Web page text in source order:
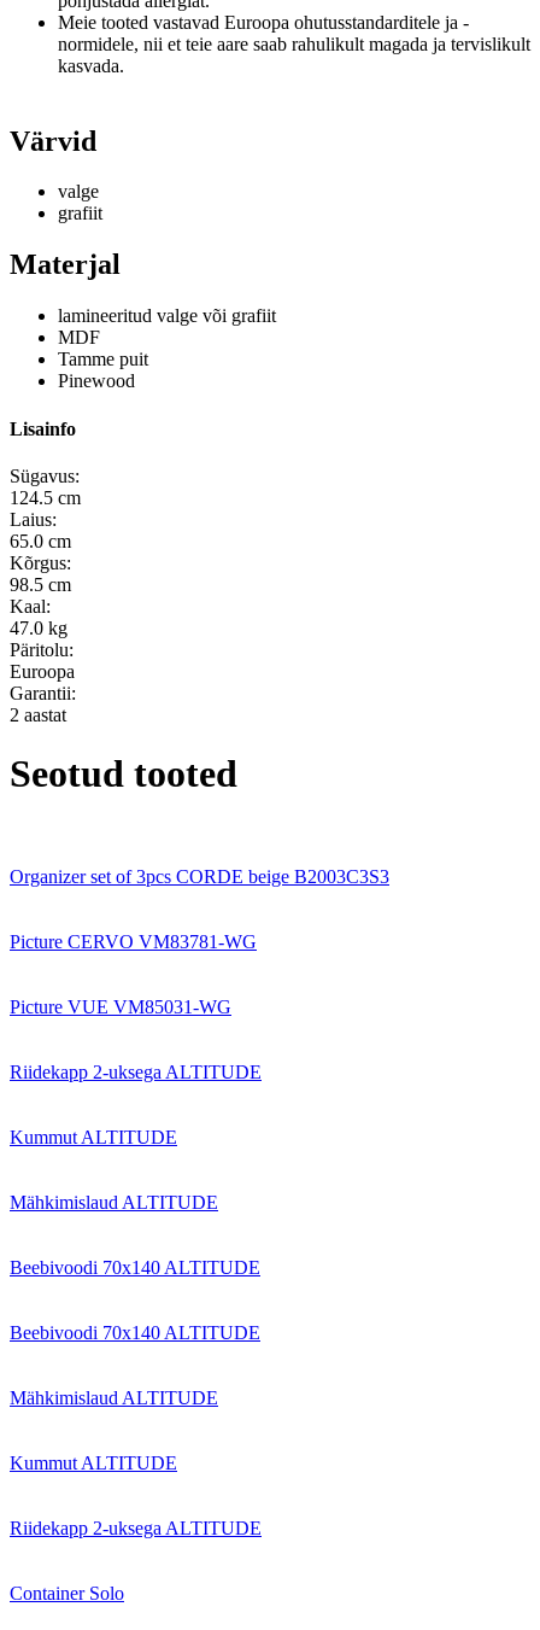
Meie tooted vastavad Euroopa ohutusstandarditele ja -
normidele, nii et teie aare saab rahulikult magada ja tervislikult
kasvada.
Värvid
valge
grafiit
Materjal
lamineeritud valge või grafiit
MDF
Tamme puit
Pinewood
Lisainfo
Sügavus:
124.5 cm
Laius:
65.0 cm
Kõrgus:
98.5 cm
Kaal:
47.0 kg
Päritolu:
Euroopa
Garantii:
2 aastat
Seotud tooted
Organizer set of 3pcs CORDE beige B2003C3S3
Picture CERVO VM83781-WG
Picture VUE VM85031-WG
Riidekapp 2-uksega ALTITUDE
Kummut ALTITUDE
Mähkimislaud ALTITUDE
Beebivoodi 70x140 ALTITUDE
Beebivoodi 70x140 ALTITUDE
Mähkimislaud ALTITUDE
Kummut ALTITUDE
Riidekapp 2-uksega ALTITUDE
Container Solo